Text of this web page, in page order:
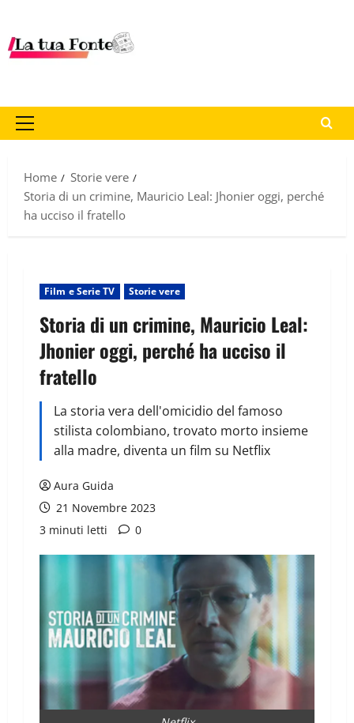
Home
Storie vere
Storia di un crimine, Mauricio Leal: Jhonier oggi, perché
ha ucciso il fratello
Film e Serie TV Storie vere
Storia di un crimine, Mauricio Leal:
Jhonier oggi, perché ha ucciso il
fratello
La storia vera dell'omicidio del famoso
stilista colombiano, trovato morto insieme
alla madre, diventa un film su Netflix
Aura Guida
21 Novembre 2023
3 minuti letti
0